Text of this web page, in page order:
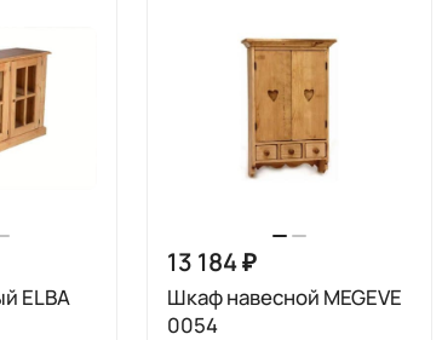
ELBA
13 184 ₽
Шкаф навесной MEGEVE
0054